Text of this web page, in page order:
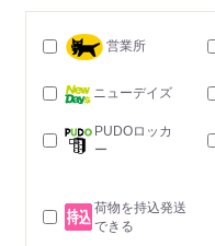
営業所
ニューデイズ
PUDOロッカ
ー
荷物を持込発送
できる